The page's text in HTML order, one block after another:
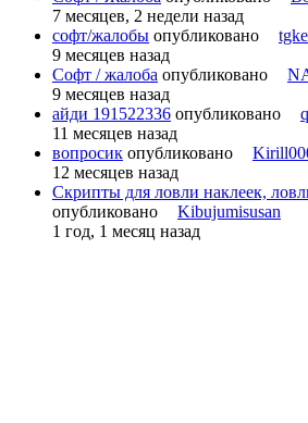
7 месяцев, 2 недели назад
софт/жалобы опубликовано
9 месяцев назад
Софт / жалоба опубликовано
9 месяцев назад
айди 191522336 опубликовано
11 месяцев назад
вопросик опубликовано
12 месяцев назад
Скрипты для ловли наклеек,
опубликовано
Kibujumisusan
1 год, 1 месяц назад